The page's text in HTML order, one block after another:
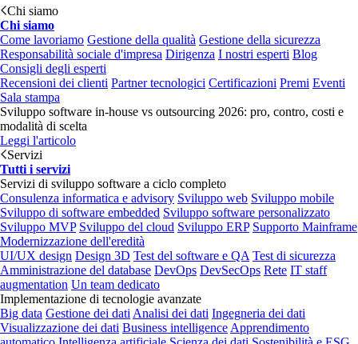
Chi siamo
Chi siamo
Come lavoriamo Gestione della qualità Gestione della sicurezza
Responsabilità sociale d'impresa Dirigenza I nostri esperti Blog
Consigli degli esperti
Recensioni dei clienti Partner tecnologici Certificazioni Premi Eventi
Sala stampa
Sviluppo software in-house vs outsourcing 2026: pro, contro, costi e
modalità di scelta
Leggi l'articolo
Servizi
Tutti i servizi
Servizi di sviluppo software a ciclo completo
Consulenza informatica e advisory Sviluppo web Sviluppo mobile
Sviluppo di software embedded Sviluppo software personalizzato
Sviluppo MVP Sviluppo del cloud Sviluppo ERP Supporto Mainframe
Modernizzazione dell'eredità
UI/UX design Design 3D Test del software e QA Test di sicurezza
Amministrazione del database DevOps DevSecOps Rete IT staff
augmentation Un team dedicato
Implementazione di tecnologie avanzate
Big data Gestione dei dati Analisi dei dati Ingegneria dei dati
Visualizzazione dei dati Business intelligence Apprendimento